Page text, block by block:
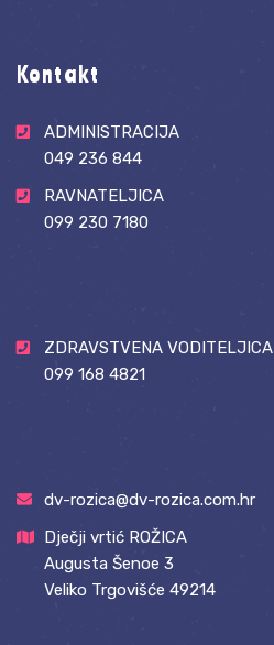
Kontakt
ADMINISTRACIJA
049 236 844
RAVNATELJICA
099 230 7180
ZDRAVSTVENA VODITELJICA
099 168 4821
dv-rozica@dv-rozica.com.hr
Dječji vrtić ROŽICA
Augusta Šenoe 3
Veliko Trgovišće 49214